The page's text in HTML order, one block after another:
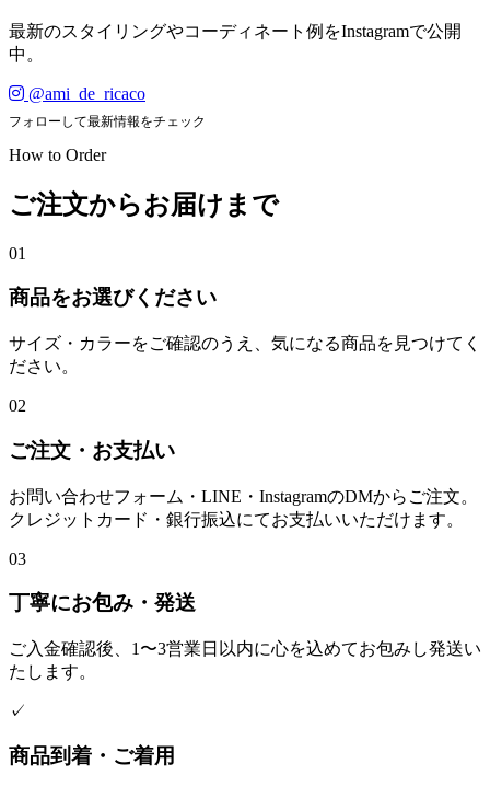
最新のスタイリングやコーディネート例をInstagramで公開
中。
@ami_de_ricaco
フォローして最新情報をチェック
How to Order
ご注文からお届けまで
01
商品をお選びください
サイズ・カラーをご確認のうえ、気になる商品を見つけてく
ださい。
02
ご注文・お支払い
お問い合わせフォーム・LINE・InstagramのDMからご注文。
クレジットカード・銀行振込にてお支払いいただけます。
03
丁寧にお包み・発送
ご入金確認後、1〜3営業日以内に心を込めてお包みし発送い
たします。
✓
商品到着・ご着用